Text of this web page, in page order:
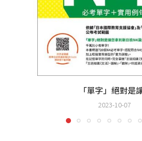
「單字」絕對是
2023-10-07